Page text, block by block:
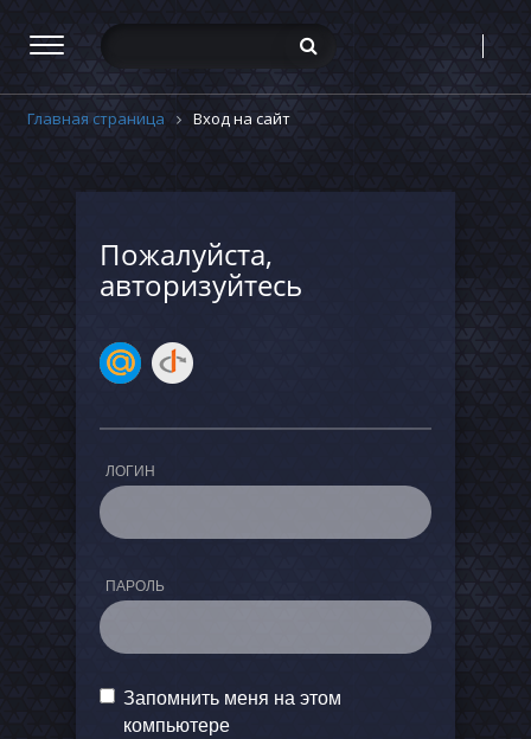
Главная страница Вход на сайт
Пожалуйста,
авторизуйтесь
ЛОГИН
ПАРОЛЬ
Запомнить меня на этом
компьютере